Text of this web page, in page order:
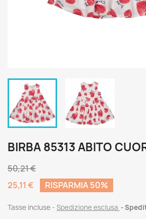
BIRBA 85313 ABITO
50,21 €
25,11 €
RISPARMIA 50%
Tasse incluse Spedizione esclusa